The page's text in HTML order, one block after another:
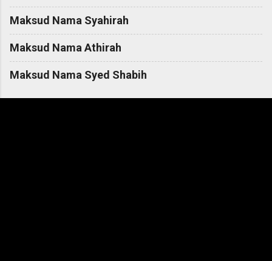
Maksud Nama Syahirah
Maksud Nama Athirah
Maksud Nama Syed Shabih